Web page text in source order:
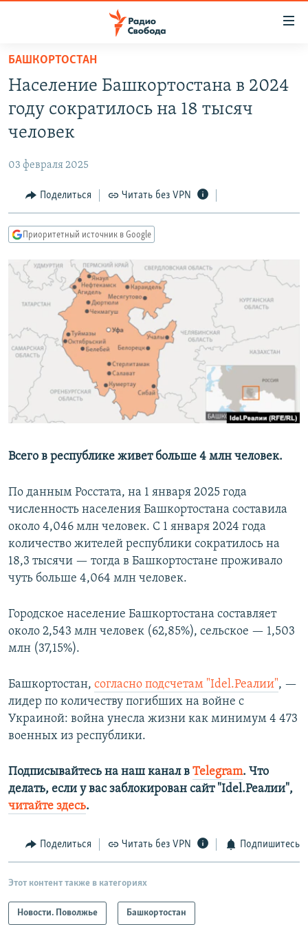
упрощенного
доступа
основному
Вернутся
Вернутся
поиску
АВТОРСКИЕ ПРОЕКТЫ
МНЕНИЯ
КУЛЬТУРА
КАВКАЗ.РЕАЛИИ
СЕВЕР.РЕАЛИИ
СИБИРЬ.РЕАЛИИ
РАСПИСАНИЕ ВЕЩАНИЯ
ПОДПИШИТЕСЬ НА РАССЫЛКУ
СОЦИАЛЬНЫЕ СЕТИ
БАШКОРТОСТАН
Население Башкортостана в 2024
году сократилось на 18 тысяч
человек
03 февраля 2025
Поделиться Читать без VPN
Приоритетный источник в Google
Всего в республике живет больше 4 млн человек.
По данным Росстата, на 1 января 2025 года
численность населения Башкортостана составила
около 4,046 млн человек. С 1 января 2024 года
количество жителей республики сократилось на
18,3 тысячи — тогда в Башкортостане проживало
чуть больше 4,064 млн человек.
Городское население Башкортостана составляет
около 2,543 млн человек (62,85%), сельское — 1,503
млн (37,15%).
Башкортостан, согласно подсчетам "Idel.Реалии", —
лидер по количеству погибших на войне с
Украиной: война унесла жизни как минимум 4 473
военных из республики.
Подписывайтесь на наш канал в Telegram. Что
делать, если у вас заблокирован сайт "Idel.Реалии",
читайте здесь.
Поделиться Читать без VPN Подпишитесь
Этот контент также в категориях
Новости. Поволжье Башкортостан